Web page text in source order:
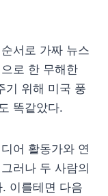
서로 가짜 뉴스
로 한 무해한
기 위해 미국 풍
똑같았다.
어 활동가와 연
러나 두 사람의
이를테면 다음